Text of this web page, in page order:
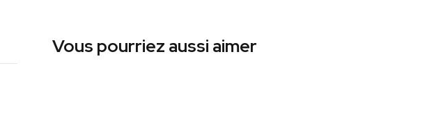
Vous pourriez aussi aimer